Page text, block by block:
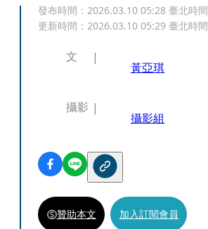
發布時間： 2026.03.10 05:28 臺北時間
更新時間： 2026.03.10 05:29 臺北時間
文
黃亞琪
攝影
攝影組
贊助本文 加入訂閱會員